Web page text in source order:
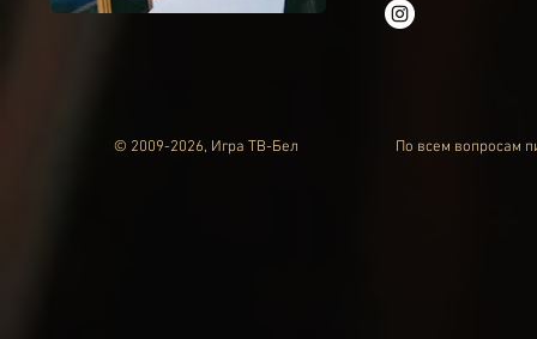
© 2009-2026, Игра ТВ-Бел По всем вопросам